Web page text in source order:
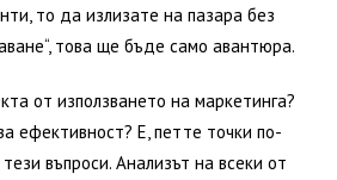
то да излизате на пазара без
това ще бъде само авантюра.
от използването на маркетинга?
ефективност? Е, петте точки по-
въпроси. Анализът на всеки от